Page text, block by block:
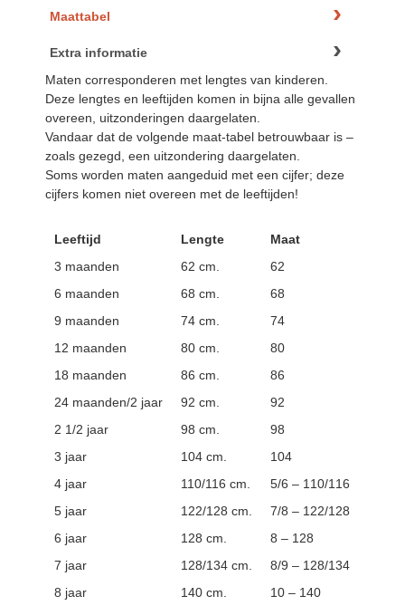
Maattabel
Extra informatie
Maten corresponderen met lengtes van kinderen.
Deze lengtes en leeftijden komen in bijna alle gevallen
overeen, uitzonderingen daargelaten.
Vandaar dat de volgende maat-tabel betrouwbaar is –
zoals gezegd, een uitzondering daargelaten.
Soms worden maten aangeduid met een cijfer; deze
cijfers komen niet overeen met de leeftijden!
Leeftijd Lengte
Maat
3 maanden
62 cm.
62
6 maanden
68 cm.
68
9 maanden
74 cm.
74
12 maanden
80 cm.
80
18 maanden
86 cm.
86
24 maanden/2 jaar
92 cm.
92
2 1/2 jaar
98 cm.
98
3 jaar
104 cm.
104
4 jaar
110/116 cm.
5/6 – 110/116
5 jaar
122/128 cm.
7/8 – 122/128
6 jaar
128 cm.
8 – 128
7 jaar
128/134 cm.
8/9 – 128/134
8 jaar
140 cm.
10 – 140